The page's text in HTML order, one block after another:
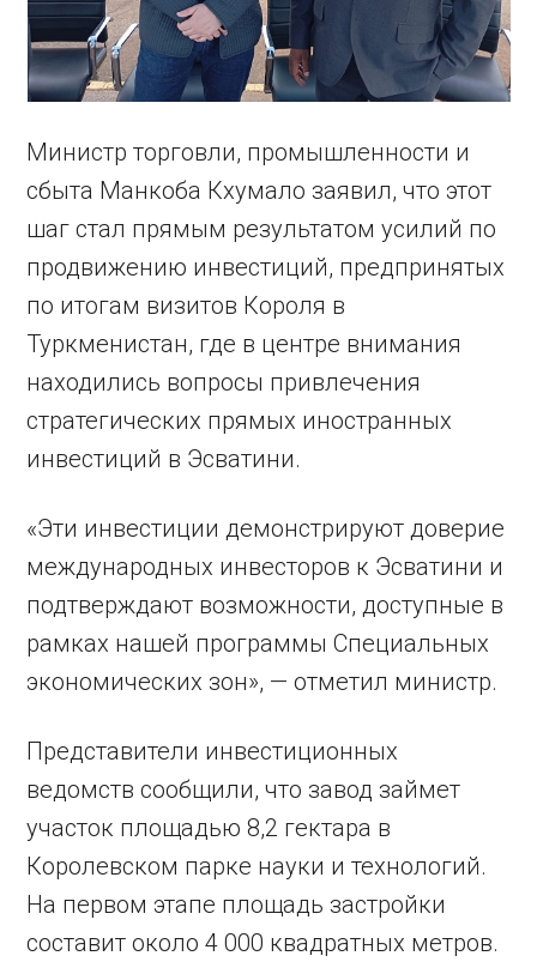
Министр торговли, промышленности и
сбыта Манкоба Кхумало заявил, что этот
шаг стал прямым результатом усилий по
продвижению инвестиций, предпринятых
по итогам визитов Короля в
Туркменистан, где в центре внимания
находились вопросы привлечения
стратегических прямых иностранных
инвестиций в Эсватини.
«Эти инвестиции демонстрируют доверие
международных инвесторов к Эсватини и
подтверждают возможности, доступные в
рамках нашей программы Специальных
экономических зон», — отметил министр.
Представители инвестиционных
ведомств сообщили, что завод займет
участок площадью 8,2 гектара в
Королевском парке науки и технологий.
На первом этапе площадь застройки
составит около 4 000 квадратных метров.